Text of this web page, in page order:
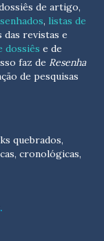
de artigo,
, listas de
das revistas e
dossiês e de
faz de Resenha
de pesquisas
quebrados,
cronológicas,
.